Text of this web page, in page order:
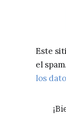
Este
el spam.
los